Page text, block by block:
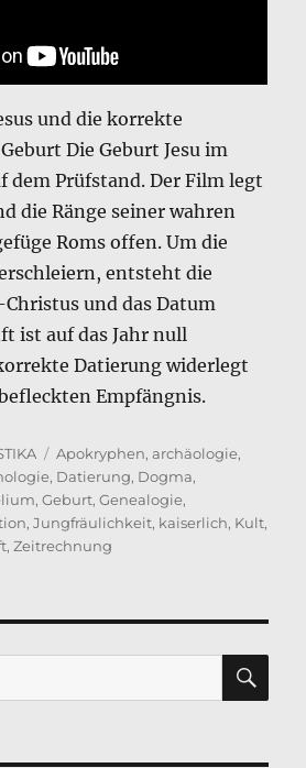
und die korrekte
Die Geburt Jesu im
dem Prüfstand. Der Film legt
die Ränge seiner wahren
Roms offen. Um die
entsteht die
und das Datum
ist auf das Jahr null
Datierung widerlegt
Empfängnis.
Schlagwörter
Apokryphen,archäologie,
, Datierung, Dogma,
,Geburt,Genealogie,
,Jungfräulichkeit, kaiserlich, Kult,
,Zeitrechnung